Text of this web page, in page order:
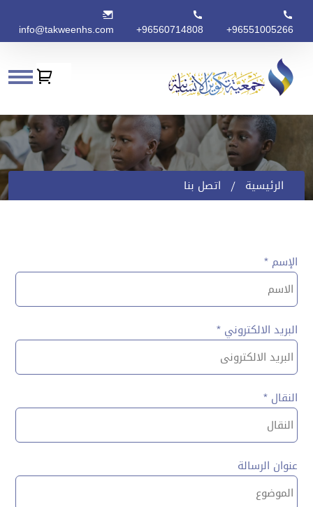
+96551005266
+96560714808
info@takweenhs.com
الرئيسية اتصل بنا
الإسم *
البريد الالكتروني *
النقال *
عنوان الرسالة